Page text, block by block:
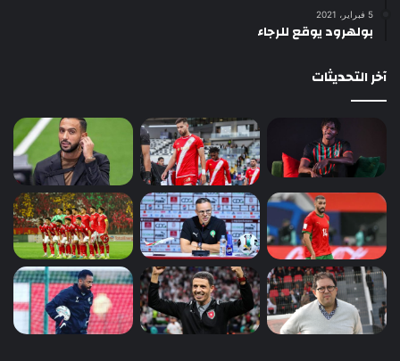
5 فبراير، 2021
بولهرود يوقع للرجاء
آخر التحديثات